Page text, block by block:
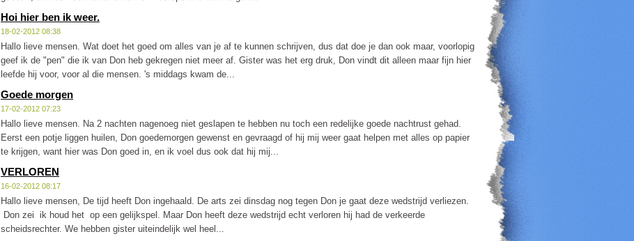
Hoi hier ben ik weer.
18-02-2012 08:38
Hallo lieve mensen. Wat doet het goed om alles van je af te kunnen schrijven, dus dat doe je dan ook maar, voorlopig
geef ik de "pen" die ik van Don heb gekregen niet meer af. Gister was het erg druk, Don vindt dit alleen maar fijn hier
leefde hij voor, voor al die mensen. 's middags kwam de...
Goede morgen
17-02-2012 07:23
Hallo lieve mensen. Na 2 nachten nagenoeg niet geslapen te hebben nu toch een redelijke goede nachtrust gehad.
Eerst een potje liggen huilen, Don goedemorgen gewenst en gevraagd of hij mij weer gaat helpen met alles op papier
te krijgen, want hier was Don goed in, en ik voel dus ook dat hij mij...
VERLOREN
16-02-2012 08:17
Hallo lieve mensen, De tijd heeft Don ingehaald. De arts zei dinsdag nog tegen Don je gaat deze wedstrijd verliezen.
Don zei ik houd het op een gelijkspel. Maar Don heeft deze wedstrijd echt verloren hij had de verkeerde
scheidsrechter. We hebben gister uiteindelijk wel heel...